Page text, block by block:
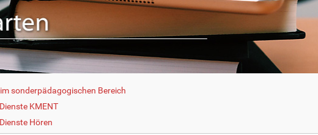
sonderpädagogischen Bereich
KMENT
Hören